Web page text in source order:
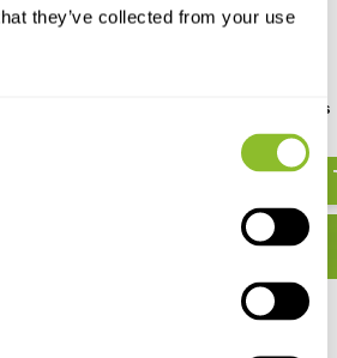
they’ve collected from your use
ANWB Vlindergids
€ 34,99